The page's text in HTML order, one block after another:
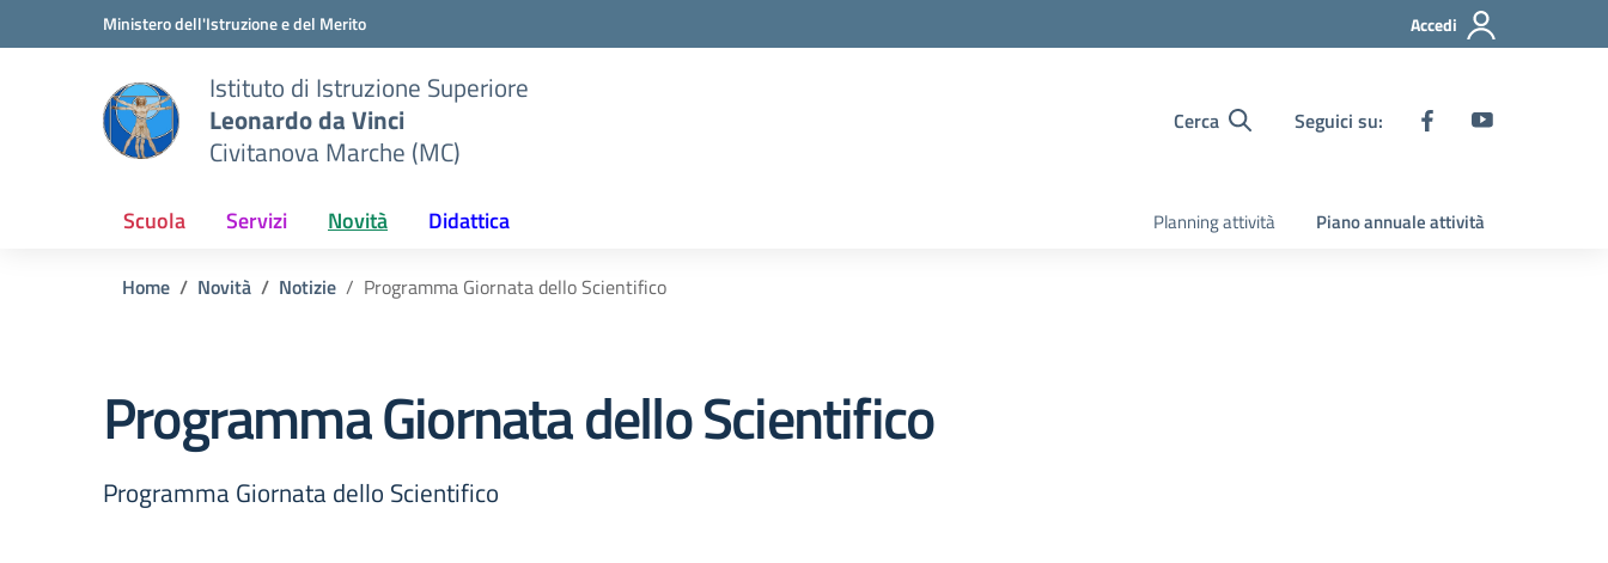
Vai ai contenuti
Vai al menu di navigazioneMinistero dell'Istruzione e del Merito Accedi
Istituto di Istruzione Superiore
Leonardo da Vinci
Civitanova Marche (MC)
Cerca Seguici su:
Scuola Servizi Novità Didattica Planning attività Piano annuale attività
Home Novità Notizie Programma Giornata dello Scientifico
Programma Giornata dello Scientifico
Programma Giornata dello Scientifico